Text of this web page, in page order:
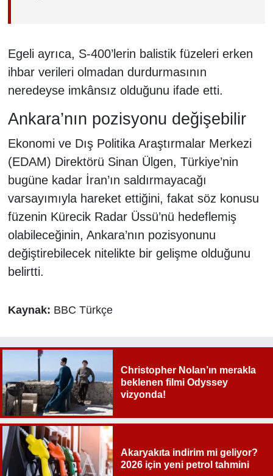
Egeli ayrıca, S-400’lerin balistik füzeleri erken
ihbar verileri olmadan durdurmasının
neredeyse imkânsız olduğunu ifade etti.
Ankara’nın pozisyonu değişebilir
Ekonomi ve Dış Politika Araştırmalar Merkezi
(EDAM) Direktörü Sinan Ülgen, Türkiye’nin
bugüne kadar İran’ın saldırmayacağı
varsayımıyla hareket ettiğini, fakat söz konusu
füzenin Kürecik Radar Üssü’nü hedeflemiş
olabileceğinin, Ankara’nın pozisyonunu
değiştirebilecek nitelikte bir gelişme olduğunu
belirtti.
Kaynak: BBC Türkçe
Christopher Nolan’ın merakla
beklenen filmi Odyssey
vizyonda!
Akaryakıta indirim mi geliyor?
2026 için yeni petrol tahmini